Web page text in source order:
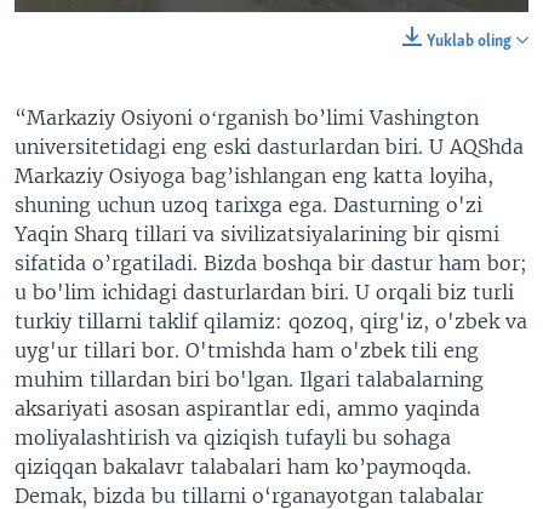
Yuklab oling
“Markaziy Osiyoni oʻrganish bo’limi Vashington
universitetidagi eng eski dasturlardan biri. U AQShda
Markaziy Osiyoga bag’ishlangan eng katta loyiha,
shuning uchun uzoq tarixga ega. Dasturning o'zi
Yaqin Sharq tillari va sivilizatsiyalarining bir qismi
sifatida o’rgatiladi. Bizda boshqa bir dastur ham bor;
u bo'lim ichidagi dasturlardan biri. U orqali biz turli
turkiy tillarni taklif qilamiz: qozoq, qirg'iz, o'zbek va
uyg'ur tillari bor. O'tmishda ham o'zbek tili eng
muhim tillardan biri bo'lgan. Ilgari talabalarning
aksariyati asosan aspirantlar edi, ammo yaqinda
moliyalashtirish va qiziqish tufayli bu sohaga
qiziqqan bakalavr talabalari ham ko’paymoqda.
Demak, bizda bu tillarni o‘rganayotgan talabalar